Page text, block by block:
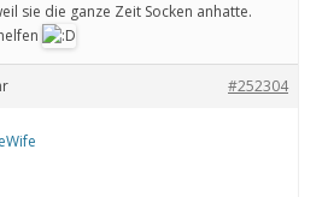
sie die ganze Zeit Socken anhatte.
#252304